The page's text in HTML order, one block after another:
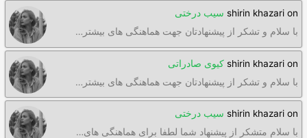
shirin khazari on
سیب درختی
با سلام و تشکر از پیشنهادتان جهت هماهنگی های بیشتر…
shirin khazari on
کیوی صادراتی
با سلام و تشکر از پیشنهادتان جهت هماهنگی های بیشتر…
shirin khazari on
سیب درختی
با سلام متشکر از پیشنهاد شما لطفا برای هماهنگی های…